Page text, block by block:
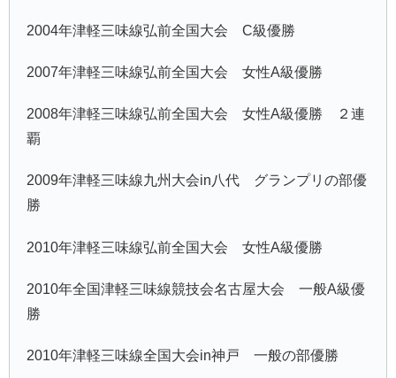
2004年津軽三味線弘前全国大会 C級優勝
2007年津軽三味線弘前全国大会 女性A級優勝
2008年津軽三味線弘前全国大会 女性A級優勝 ２連
覇
2009年津軽三味線九州大会in八代 グランプリの部優
勝
2010年津軽三味線弘前全国大会 女性A級優勝
2010年全国津軽三味線競技会名古屋大会 一般A級優
勝
2010年津軽三味線全国大会in神戸 一般の部優勝